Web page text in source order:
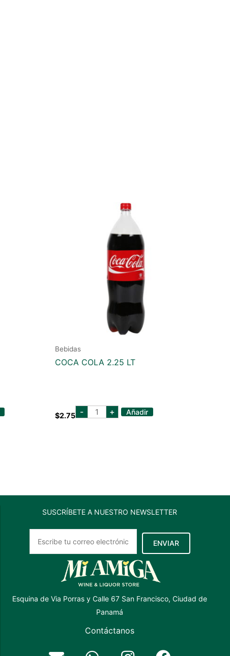
Bebidas
COCA COLA 2.25 LT
$2.75 - coca
cola
+ Añadir
SUSCRÍBETE A NUESTRO NEWSLETTER
ENVIAR
Esquina de Via Porras y Calle 67 San Francisco, Ciudad de
Panamá
Contáctanos